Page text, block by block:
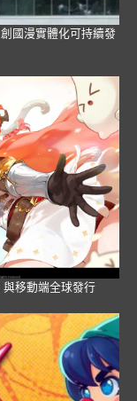
國漫實體化可持續發
與移動端全球發行